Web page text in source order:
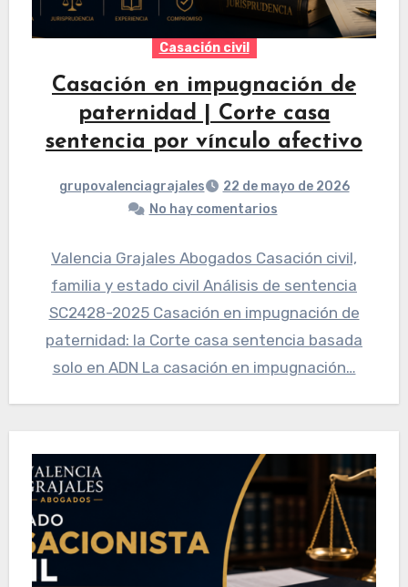
Casación civil
Casación en impugnación de
paternidad | Corte casa
sentencia por vínculo afectivo
grupovalenciagrajales
22 de mayo de 2026
No hay comentarios
Valencia Grajales Abogados Casación civil,
familia y estado civil Análisis de sentencia
SC2428-2025 Casación en impugnación de
paternidad: la Corte casa sentencia basada
solo en ADN La casación en impugnación…